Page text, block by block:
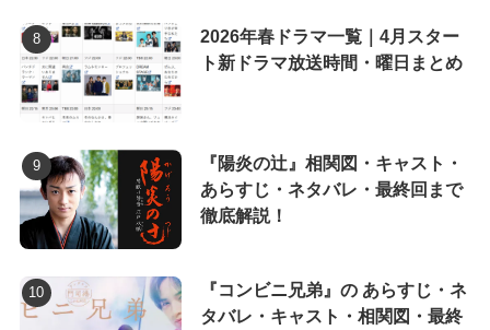
2026年春ドラマ一覧｜4月スター
ト新ドラマ放送時間・曜日まとめ
『陽炎の辻』相関図・キャスト・
あらすじ・ネタバレ・最終回まで
徹底解説！
『コンビニ兄弟』の あらすじ・ネ
タバレ・キャスト・相関図・最終